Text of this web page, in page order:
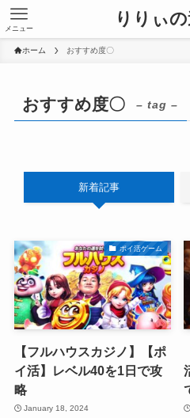
りりぃ
メニュー
ホーム おすすめ度〇
おすすめ度〇 – tag –
新着記事
ポイ活ゲーム
【フルハウスカジノ】【ポ
イ活】レベル40を1日で攻
略
January 18, 2024